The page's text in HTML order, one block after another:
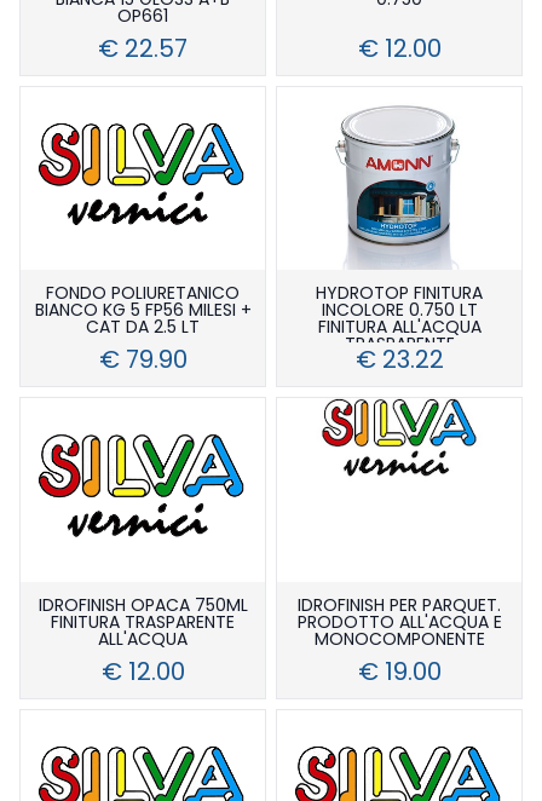
OP661
€ 22.57 € 12.00
FONDO POLIURETANICO
BIANCO KG 5 FP56 MILESI +
CAT DA 2.5 LT
€ 79.90
HYDROTOP FINITURA
INCOLORE 0.750 LT
FINITURA ALL'ACQUA
TRASPARENTE
€ 23.22
IDROFINISH OPACA 750ML
FINITURA TRASPARENTE
ALL'ACQUA
€ 12.00
IDROFINISH PER PARQUET.
PRODOTTO ALL'ACQUA E
MONOCOMPONENTE
€ 19.00